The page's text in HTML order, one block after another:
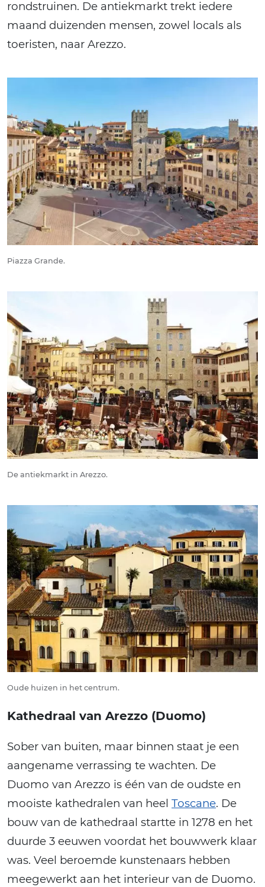
rondstruinen. De antiekmarkt trekt iedere
maand duizenden mensen, zowel locals als
toeristen, naar Arezzo.
Piazza Grande.
De antiekmarkt in Arezzo.
Oude huizen in het centrum.
Kathedraal van Arezzo (Duomo)
Sober van buiten, maar binnen staat je een
aangename verrassing te wachten. De
Duomo van Arezzo is één van de oudste en
mooiste kathedralen van heel Toscane. De
bouw van de kathedraal startte in 1278 en het
duurde 3 eeuwen voordat het bouwwerk klaar
was. Veel beroemde kunstenaars hebben
meegewerkt aan het interieur van de Duomo.